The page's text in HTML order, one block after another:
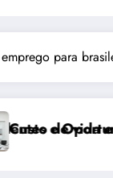
para
impactos